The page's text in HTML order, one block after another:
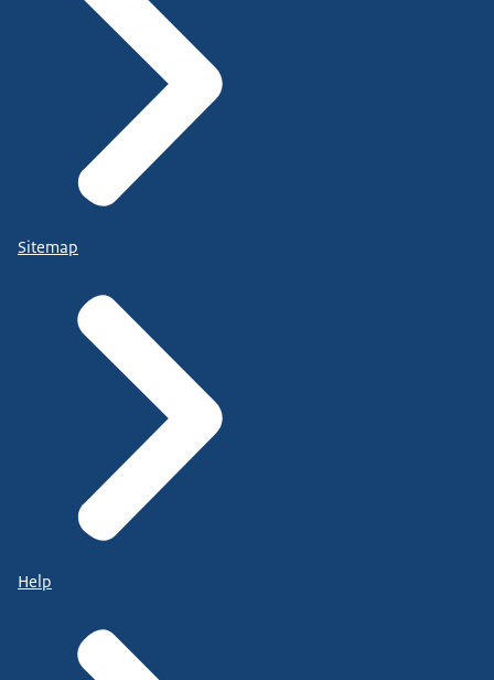
Sitemap
Help